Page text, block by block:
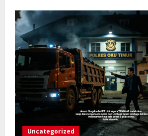
Uncategorized